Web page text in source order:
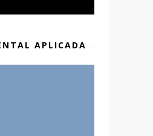
APLICADA